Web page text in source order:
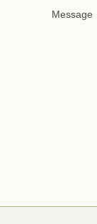
Message